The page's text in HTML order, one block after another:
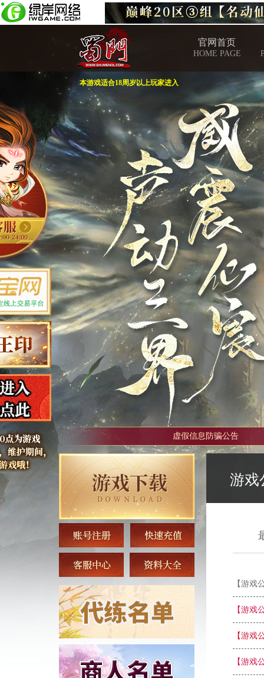
官网首页
HOME PAGE
本游戏适合18周岁以上玩家进入
虚假信息防骗公告
游戏
【游戏
【游戏
【游戏
【游戏